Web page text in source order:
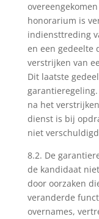
honorarium is
indiensttreding
en een gedeelte
verstrijken van
Dit laatste
na het
dienst is bij
niet
8.2. De
de kandidaat
door oorzaken
veranderde
overnames,